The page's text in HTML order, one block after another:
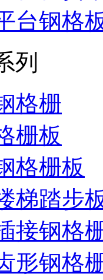
台钢格
列
格栅
栅板
格栅板
梯踏步
接钢格
形钢格